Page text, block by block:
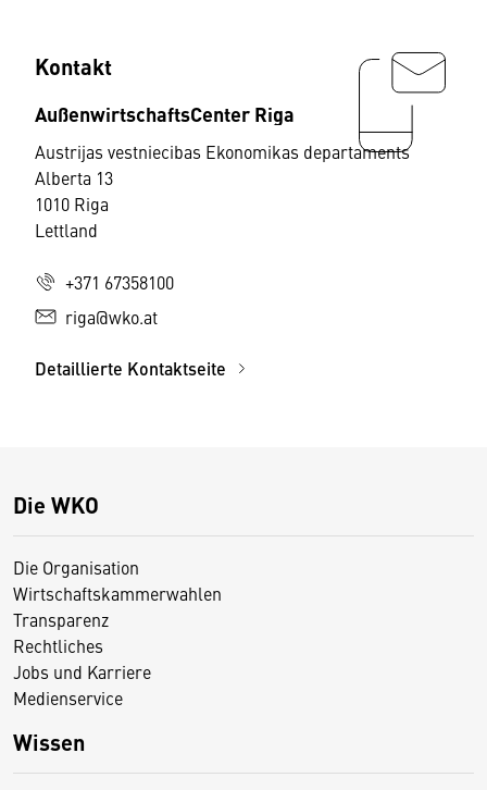
Kontakt
AußenwirtschaftsCenter Riga
Austrijas vestniecibas Ekonomikas departaments
Alberta 13
1010 Riga
Lettland
+371 67358100
riga@wko.at
Detaillierte Kontaktseite
Die WKO
Die Organisation
Wirtschaftskammerwahlen
Transparenz
Rechtliches
Jobs und Karriere
Medienservice
Wissen